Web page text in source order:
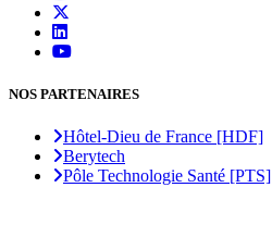
NOS PARTENAIRES
Hôtel-Dieu de France [HDF]
Berytech
Pôle Technologie Santé [PTS]